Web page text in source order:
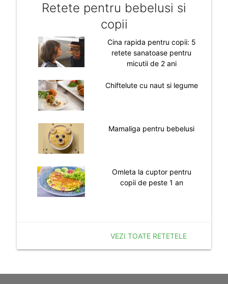
Retete pentru bebelusi si
copii
Cina rapida pentru copii: 5
retete sanatoase pentru
micutii de 2 ani
Chiftelute cu naut si legume
Mamaliga pentru bebelusi
Omleta la cuptor pentru
copii de peste 1 an
VEZI TOATE RETETELE